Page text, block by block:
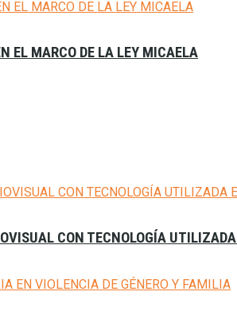
EL MARCO DE LA LEY MICAELA
CON TECNOLOGÍA